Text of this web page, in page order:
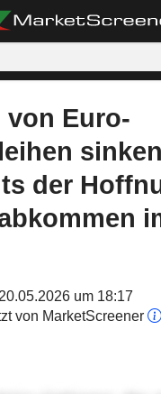
von Euro-
sinken
der
um 18:17
von MarketScreener